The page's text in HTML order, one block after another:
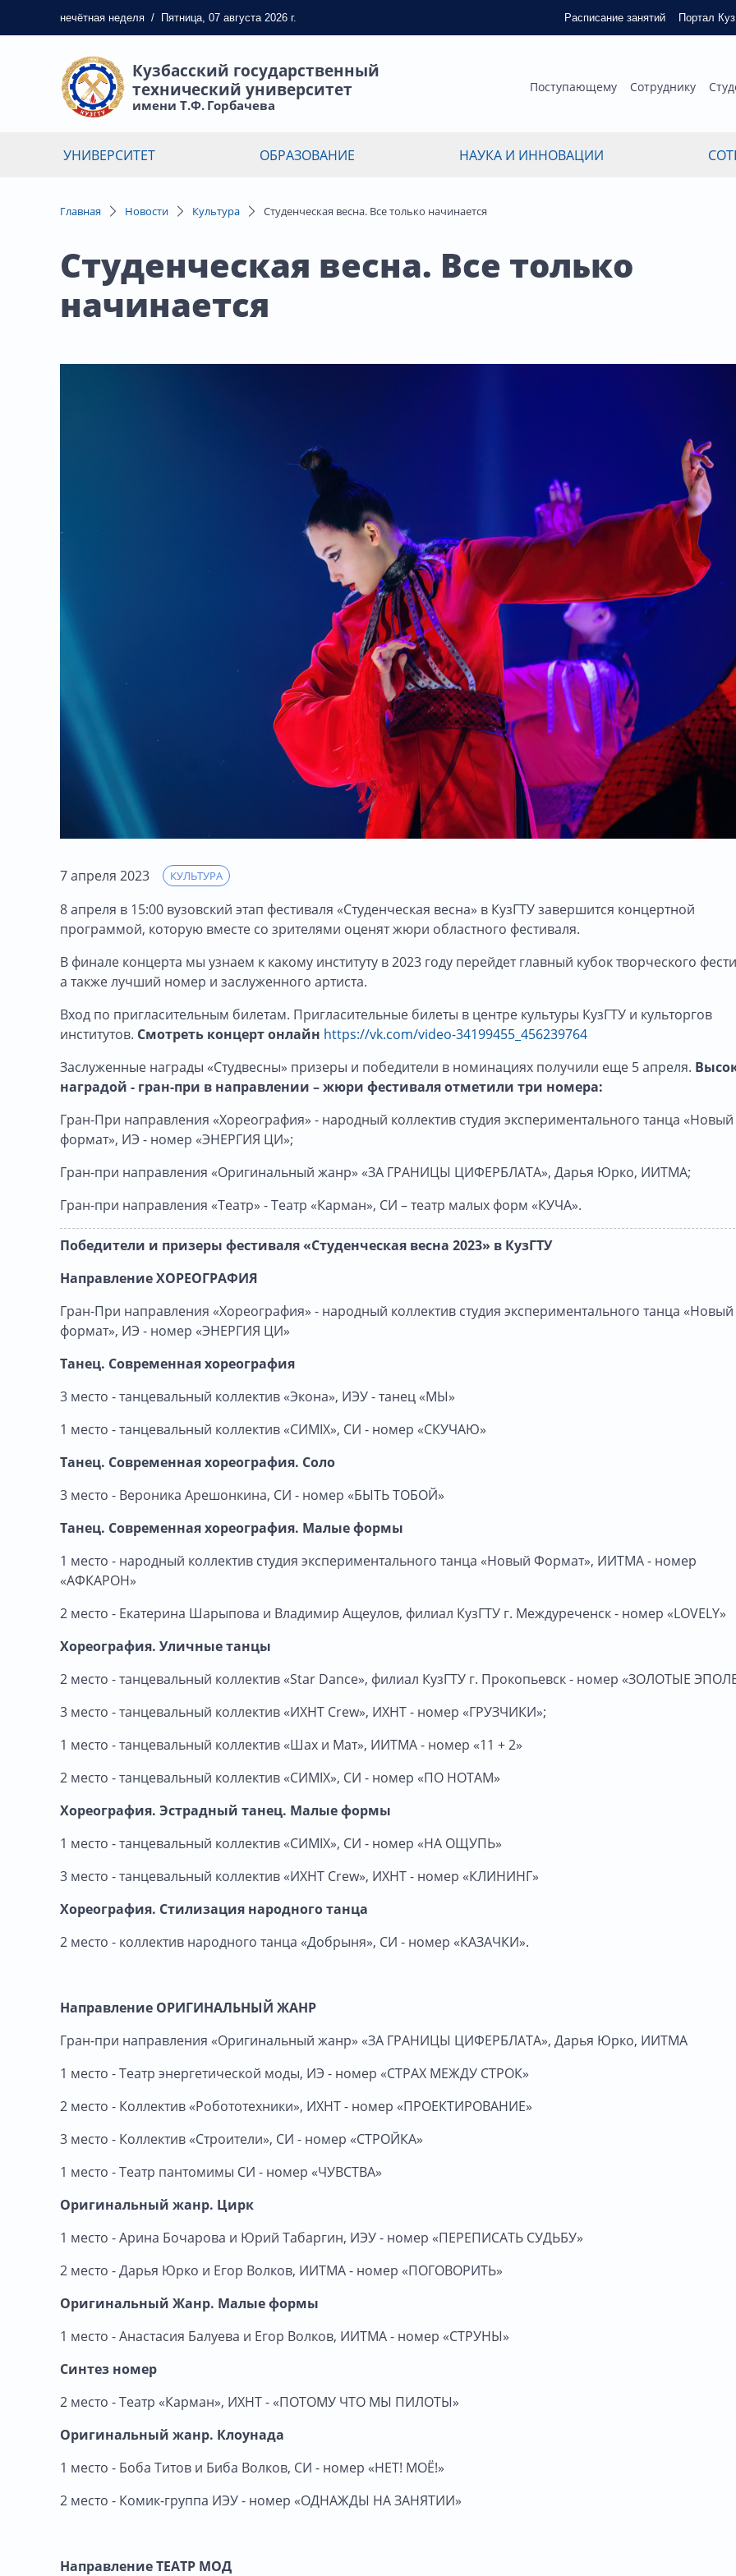
нечётная неделя / Пятница, 07 августа 2026 г. Расписание занятий Портал
Кузбасский государственный
технический университет
имени Т.Ф. Горбачева
Поступающему Сотруднику
УНИВЕРСИТЕТ ОБРАЗОВАНИЕ НАУКА И ИННОВАЦИИ
Главная Новости Культура Студенческая весна. Все только начинается
Студенческая весна. Все только
начинается
7 апреля 2023 КУЛЬТУРА
8 апреля в 15:00 вузовский этап фестиваля «Студенческая весна» в КузГТУ завершится концертной
программой, которую вместе со зрителями оценят жюри областного фестиваля.
В финале концерта мы узнаем к какому институту в 2023 году перейдет главный кубок творческого
а также лучший номер и заслуженного артиста.
Вход по пригласительным билетам. Пригласительные билеты в центре культуры КузГТУ и культоргов
институтов. Смотреть концерт онлайн https://vk.com/video-34199455_456239764
Заслуженные награды «Студвесны» призеры и победители в номинациях получили еще 5 апреля.
наградой - гран-при в направлении – жюри фестиваля отметили три номера:
Гран-При направления «Хореография» - народный коллектив студия экспериментального танца «Новый
формат», ИЭ - номер «ЭНЕРГИЯ ЦИ»;
Гран-при направления «Оригинальный жанр» «ЗА ГРАНИЦЫ ЦИФЕРБЛАТА», Дарья Юрко, ИИТМА;
Гран-при направления «Театр» - Театр «Карман», СИ – театр малых форм «КУЧА».
Победители и призеры фестиваля «Студенческая весна 2023» в КузГТУ
Направление ХОРЕОГРАФИЯ
Гран-При направления «Хореография» - народный коллектив студия экспериментального танца «Новый
формат», ИЭ - номер «ЭНЕРГИЯ ЦИ»
Танец. Современная хореография
3 место - танцевальный коллектив «Экона», ИЭУ - танец «МЫ»
1 место - танцевальный коллектив «СИМIX», СИ - номер «СКУЧАЮ»
Танец. Современная хореография. Соло
3 место - Вероника Арешонкина, СИ - номер «БЫТЬ ТОБОЙ»
Танец. Современная хореография. Малые формы
1 место - народный коллектив студия экспериментального танца «Новый Формат», ИИТМА - номер
«АФКАРОН»
2 место - Екатерина Шарыпова и Владимир Ащеулов, филиал КузГТУ г. Междуреченск - номер «LOVELY»
Хореография. Уличные танцы
2 место - танцевальный коллектив «Star Dance», филиал КузГТУ г. Прокопьевск - номер «ЗОЛОТЫЕ
3 место - танцевальный коллектив «ИХНТ Crew», ИХНТ - номер «ГРУЗЧИКИ»;
1 место - танцевальный коллектив «Шах и Мат», ИИТМА - номер «11 + 2»
2 место - танцевальный коллектив «СИМIX», СИ - номер «ПО НОТАМ»
Хореография. Эстрадный танец. Малые формы
1 место - танцевальный коллектив «СИМIX», СИ - номер «НА ОЩУПЬ»
3 место - танцевальный коллектив «ИХНТ Crew», ИХНТ - номер «КЛИНИНГ»
Хореография. Стилизация народного танца
2 место - коллектив народного танца «Добрыня», СИ - номер «КАЗАЧКИ».
Направление ОРИГИНАЛЬНЫЙ ЖАНР
Гран-при направления «Оригинальный жанр» «ЗА ГРАНИЦЫ ЦИФЕРБЛАТА», Дарья Юрко, ИИТМА
1 место - Театр энергетической моды, ИЭ - номер «СТРАХ МЕЖДУ СТРОК»
2 место - Коллектив «Робототехники», ИХНТ - номер «ПРОЕКТИРОВАНИЕ»
3 место - Коллектив «Строители», СИ - номер «СТРОЙКА»
1 место - Театр пантомимы СИ - номер «ЧУВСТВА»
Оригинальный жанр. Цирк
1 место - Арина Бочарова и Юрий Табаргин, ИЭУ - номер «ПЕРЕПИСАТЬ СУДЬБУ»
2 место - Дарья Юрко и Егор Волков, ИИТМА - номер «ПОГОВОРИТЬ»
Оригинальный Жанр. Малые формы
1 место - Анастасия Балуева и Егор Волков, ИИТМА - номер «СТРУНЫ»
Синтез номер
2 место - Театр «Карман», ИХНТ - «ПОТОМУ ЧТО МЫ ПИЛОТЫ»
Оригинальный жанр. Клоунада
1 место - Боба Титов и Биба Волков, СИ - номер «НЕТ! МОЁ!»
2 место - Комик-группа ИЭУ - номер «ОДНАЖДЫ НА ЗАНЯТИИ»
Направление ТЕАТР МОД